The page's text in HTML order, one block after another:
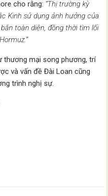
cho rằng: “Thị trường kỳ
Kinh sử dụng ảnh hưởng của
toàn diện, đồng thời tìm lối
thương mại song phương, trí
và vấn đề Đài Loan cũng
trình nghị sự.